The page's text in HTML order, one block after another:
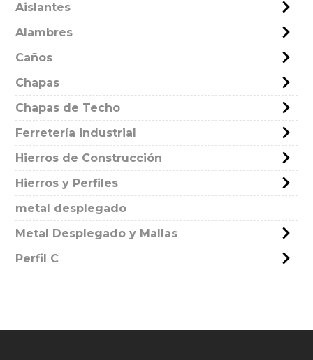
Aislantes
Alambres
Caños
Chapas
Chapas de Techo
Ferretería industrial
Hierros de Construcción
Hierros y Perfiles
metal desplegado
Metal Desplegado y Mallas
Perfil C